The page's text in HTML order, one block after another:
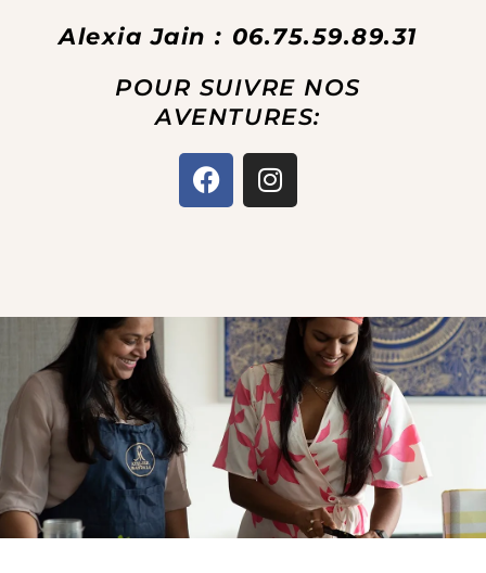
Alexia Jain : 06.75.59.89.31
POUR SUIVRE NOS
AVENTURES:
F
a
o
I
n
r
a
m